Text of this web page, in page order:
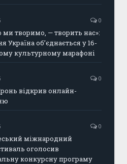
0
ми творимо, — творить нас»:
Україна об’єднається у 16-
культурному марафоні
0
відкрив онлайн-
0
міжнародний
оголосив
конкурсну програму